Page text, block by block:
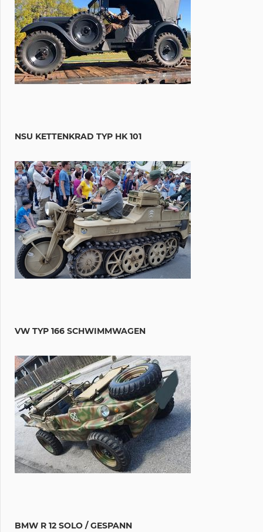
NSU KETTENKRAD TYP HK 101
VW TYP 166 SCHWIMMWAGEN
BMW R 12 SOLO / GESPANN